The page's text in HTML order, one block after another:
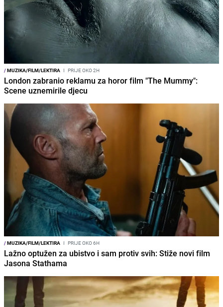
/MUZIKA/FILM/LEKTIRA I PRIJE OKO 2H
London zabranio reklamu za horor film "The Mummy":
Scene uznemirile djecu
/MUZIKA/FILM/LEKTIRA I PRIJE OKO 6H
Lažno optužen za ubistvo i sam protiv svih: Stiže novi film
Jasona Stathama